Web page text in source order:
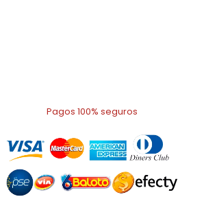
Pagos 100% seguros